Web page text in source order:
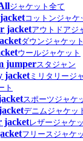
ジャケット全て
コットンジャケ
jacketアウトドアジ
ダウンジャケット
ウールジャケット
jumperスタジャン
jacketミリタリージ
ト
スポーツジャケ
デニムジャケッ
jacketレザージャケ
フリースジャケ